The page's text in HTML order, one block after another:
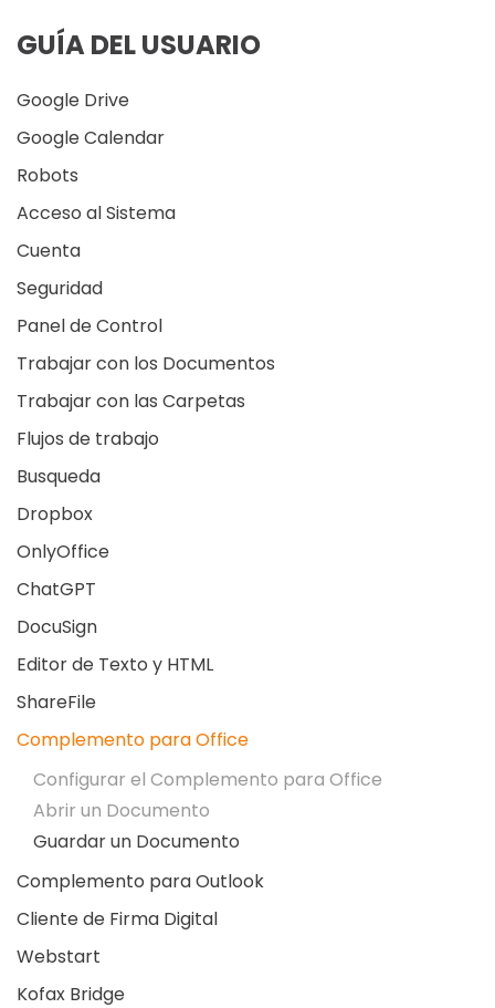
GUÍA DEL USUARIO
Google Drive
Google Calendar
Robots
Acceso al Sistema
Cuenta
Seguridad
Panel de Control
Trabajar con los Documentos
Trabajar con las Carpetas
Flujos de trabajo
Busqueda
Dropbox
OnlyOffice
ChatGPT
DocuSign
Editor de Texto y HTML
ShareFile
Complemento para Office
Configurar el Complemento para Office
Abrir un Documento
Guardar un Documento
Complemento para Outlook
Cliente de Firma Digital
Webstart
Kofax Bridge